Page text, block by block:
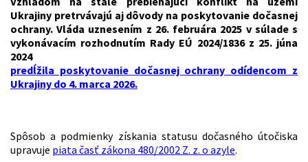
Ukrajiny pretrvávajú aj dôvody na poskytovanie dočasnej
ochrany.Vláda uznesením z 26. februára 2025 v súlade s
vykonávacím rozhodnutím Rady EÚ 2024/1836 z 25. júna
2024
predĺžila poskytovanie dočasnej ochrany odídencom z
Ukrajiny do 4. marca 2026.
Spôsob a podmienky získania statusu dočasného útočiska
upravuje piata časť zákona 480/2002 Z. z. o azyle.